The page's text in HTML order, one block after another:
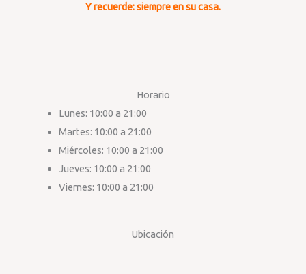
Y recuerde: siempre en su casa.
Horario
Lunes: 10:00 a 21:00
Martes: 10:00 a 21:00
Miércoles: 10:00 a 21:00
Jueves: 10:00 a 21:00
Viernes: 10:00 a 21:00
Ubicación